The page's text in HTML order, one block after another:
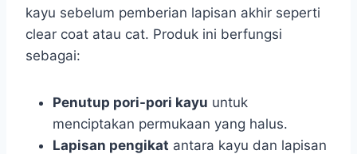
kayu sebelum pemberian lapisan akhir seperti
clear coat atau cat. Produk ini berfungsi
sebagai:
Penutup pori-pori kayu untuk
menciptakan permukaan yang halus.
Lapisan pengikat antara kayu dan lapisan